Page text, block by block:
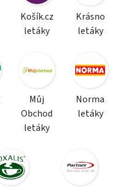
Košík.cz
letáky
Krásno
letáky
Můj
Obchod
letáky
Norma
letáky